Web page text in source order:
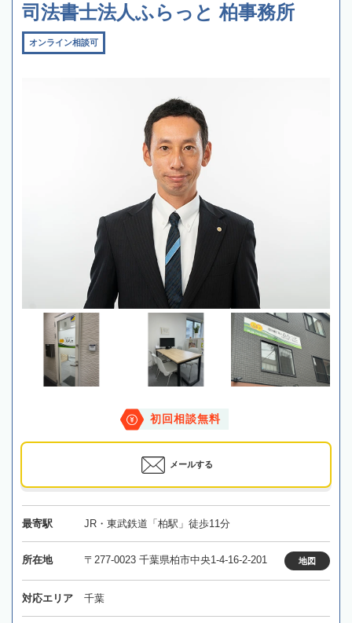
司法書士法人ふらっと 柏事務所
オンライン相談可
初回相談無料
メールする
最寄駅 JR・東武鉄道「柏駅」徒歩11分
所在地 〒277-0023 千葉県柏市中央1-4-16-2-201 地図
対応エリア 千葉